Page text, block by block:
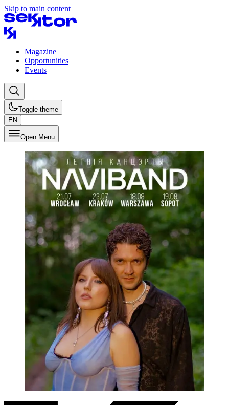
Skip to main content
Magazine
Opportunities
Events
Toggle theme
EN
Open Menu